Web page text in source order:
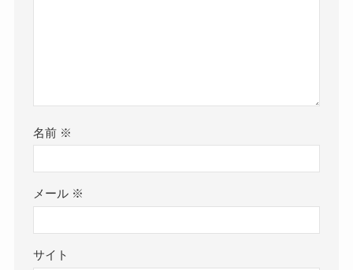
名前 ※
メール ※
サイト